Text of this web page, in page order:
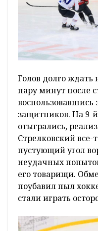
Голов долго
пару минут после
защитников. На 9-
отыгрались,
Стрелковский
пустующий угол
неудачных
его товарищи.
поубавил пыл
стали играть